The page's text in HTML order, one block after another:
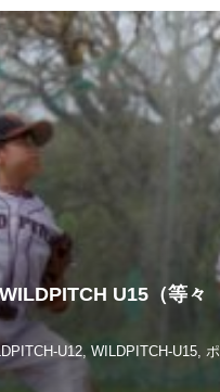
U15（等々
U12, WILDPITCH-U15, ポ